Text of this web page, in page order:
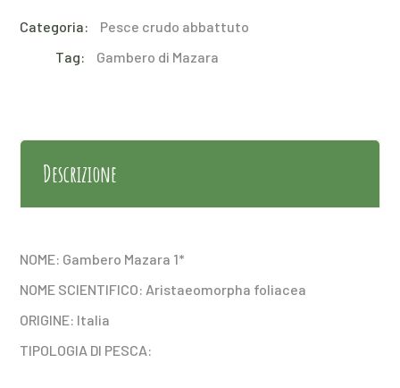
Categoria:
Pesce crudo abbattuto
Tag:
Gambero di Mazara
Descrizione
NOME: Gambero Mazara 1*
NOME SCIENTIFICO: Aristaeomorpha foliacea
ORIGINE: Italia
TIPOLOGIA DI PESCA: